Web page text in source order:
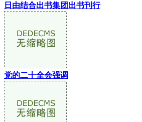
日由结合出书集团出书刊行
党的二十全会强调